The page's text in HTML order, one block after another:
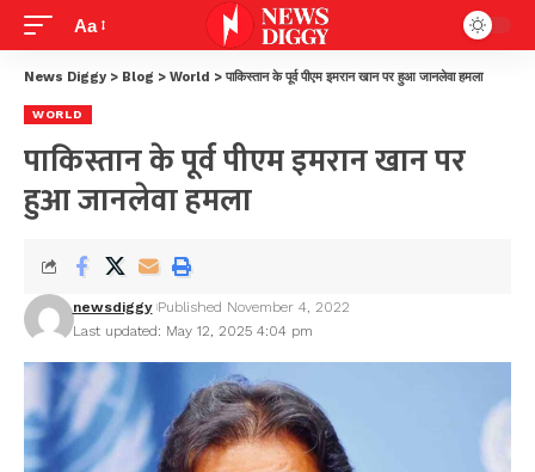
Aa
News Diggy > Blog > World > पाकिस्तान के पूर्व पीएम इमरान खान पर हुआ जानलेवा हमला
WORLD
पाकिस्तान के पूर्व पीएम इमरान खान पर
हुआ जानलेवा हमला
Last updated: May 12, 2025 4:04 pm
newsdiggy Published November 4, 2022